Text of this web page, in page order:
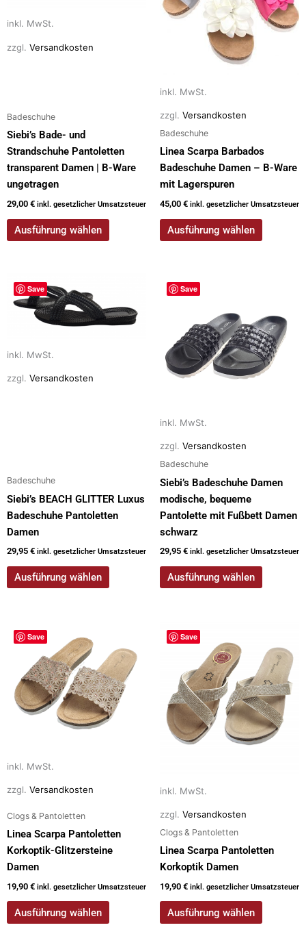
inkl. MwSt.
zzgl. Versandkosten
Badeschuhe
Siebi’s Bade- und
Strandschuhe Pantoletten
transparent Damen | B-Ware
ungetragen
29,00 € inkl. gesetzlicher Umsatzsteuer
Ausführung wählen
auf.
Produktseite
gewählt
werden
inkl. MwSt.
zzgl. Versandkosten
Badeschuhe
Linea Scarpa Barbados
Badeschuhe Damen – B-Ware
mit Lagerspuren
45,00 € inkl. gesetzlicher Umsatzsteuer
Ausführung wählen
Varianten
auf
Produktseite
gewählt
werden
Save
inkl. MwSt.
zzgl. Versandkosten
Badeschuhe
Siebi’s BEACH GLITTER Luxus
Badeschuhe Pantoletten
Damen
29,95 € inkl. gesetzlicher Umsatzsteuer
Ausführung wählen
Dieses
Produkt
Die
gewählt
werden
Save
inkl. MwSt.
zzgl. Versandkosten
Badeschuhe
Siebi’s Badeschuhe Damen
modische, bequeme
Pantolette mit Fußbett Damen
schwarz
29,95 € inkl. gesetzlicher Umsatzsteuer
Ausführung wählen
Dieses
Produkt
mehrere
Varianten
auf.
auf
der
Produktseite
gewählt
werden
Save
inkl. MwSt.
zzgl. Versandkosten
Clogs & Pantoletten
Linea Scarpa Pantoletten
Korkoptik-Glitzersteine
Damen
19,90 € inkl. gesetzlicher Umsatzsteuer
Ausführung wählen
Dieses
Produkt
mehrere
Varianten
auf.
der
Save
inkl. MwSt.
zzgl. Versandkosten
Clogs & Pantoletten
Linea Scarpa Pantoletten
Korkoptik Damen
19,90 € inkl. gesetzlicher Umsatzsteuer
Ausführung wählen
Dieses
Produkt
mehrere
Varianten
auf.
Die
Optionen
der
Produktseite